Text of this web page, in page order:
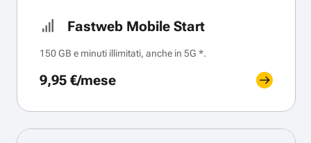
Fastweb Mobile Start
150 GB e minuti illimitati, anche in 5G *.
9,95 €/mese